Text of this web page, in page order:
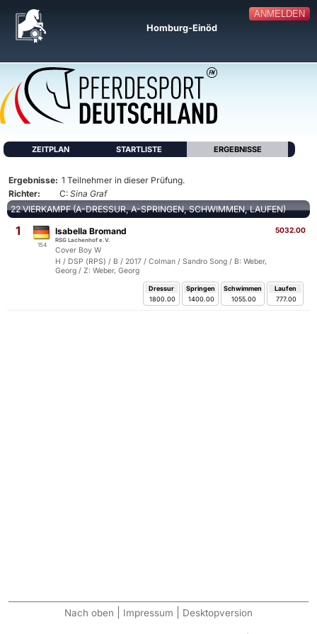
ANMELDEN
Homburg-Einöd
ZEITPLAN STARTLISTE ERGEBNISSE
Ergebnisse: 1 Teilnehmer in dieser Prüfung.
Richter:
C: Sina Graf
22 VIERKAMPF (A-DRESSUR, A-SPRINGEN, SCHWIMMEN, LAUFEN)
1
154
5032.00
Isabella Bromand
RSG Lachenhof e.V.
Cover Boy W
H / DSP (RPS) / B / 2017 / Colman / Sandro Song / B: Weber,
Georg / Z: Weber, Georg
Laufen
777.00
Schwimmen
1055.00
Springen
1400.00
Dressur
1800.00
Nach oben Impressum Desktopversion